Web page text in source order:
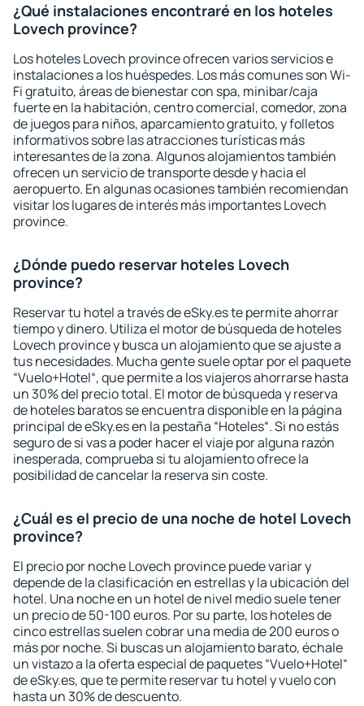
¿Qué instalaciones encontraré en los hoteles
Lovech province?
Los hoteles Lovech province ofrecen varios servicios e
instalaciones a los huéspedes. Los más comunes son Wi-
Fi gratuito, áreas de bienestar con spa, minibar/caja
fuerte en la habitación, centro comercial, comedor, zona
de juegos para niños, aparcamiento gratuito, y folletos
informativos sobre las atracciones turísticas más
interesantes de la zona. Algunos alojamientos también
ofrecen un servicio de transporte desde y hacia el
aeropuerto. En algunas ocasiones también recomiendan
visitar los lugares de interés más importantes Lovech
province.
¿Dónde puedo reservar hoteles Lovech
province?
Reservar tu hotel a través de eSky.es te permite ahorrar
tiempo y dinero. Utiliza el motor de búsqueda de hoteles
Lovech province y busca un alojamiento que se ajuste a
tus necesidades. Mucha gente suele optar por el paquete
“Vuelo+Hotel“, que permite a los viajeros ahorrarse hasta
un 30% del precio total. El motor de búsqueda y reserva
de hoteles baratos se encuentra disponible en la página
principal de eSky.es en la pestaña “Hoteles“. Si no estás
seguro de si vas a poder hacer el viaje por alguna razón
inesperada, comprueba si tu alojamiento ofrece la
posibilidad de cancelar la reserva sin coste.
¿Cuál es el precio de una noche de hotel Lovech
province?
El precio por noche Lovech province puede variar y
depende de la clasificación en estrellas y la ubicación del
hotel. Una noche en un hotel de nivel medio suele tener
un precio de 50-100 euros. Por su parte, los hoteles de
cinco estrellas suelen cobrar una media de 200 euros o
más por noche. Si buscas un alojamiento barato, échale
un vistazo a la oferta especial de paquetes “Vuelo+Hotel“
de eSky.es, que te permite reservar tu hotel y vuelo con
hasta un 30% de descuento.